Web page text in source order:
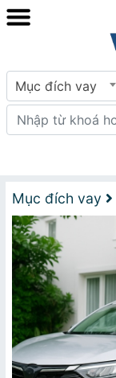
Mục đích vay
Mục đích vay